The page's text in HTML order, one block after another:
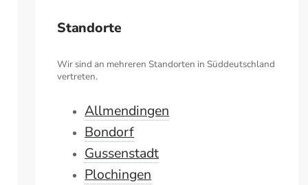
Standorte
Wir sind an mehreren Standorten in Süddeutschland
vertreten.
Allmendingen
Bondorf
Gussenstadt
Plochingen